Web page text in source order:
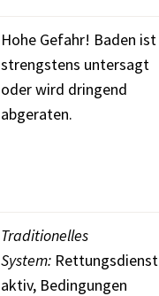
Hohe Gefahr! Baden ist
strengstens untersagt
oder wird dringend
abgeraten.
Traditionelles
System: Rettungsdienst
aktiv, Bedingungen